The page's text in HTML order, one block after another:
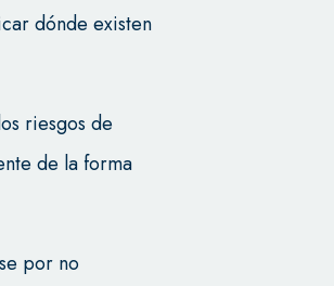
dónde existen
riesgos de
de la forma
por no